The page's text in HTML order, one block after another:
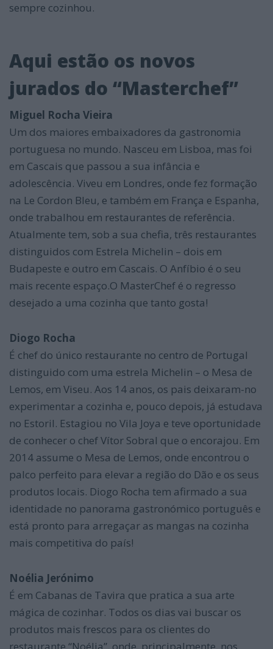
sempre cozinhou.
Aqui estão os novos
jurados do “Masterchef”
Miguel Rocha Vieira
Um dos maiores embaixadores da gastronomia
portuguesa no mundo. Nasceu em Lisboa, mas foi
em Cascais que passou a sua infância e
adolescência. Viveu em Londres, onde fez formação
na Le Cordon Bleu, e também em França e Espanha,
onde trabalhou em restaurantes de referência.
Atualmente tem, sob a sua chefia, três restaurantes
distinguidos com Estrela Michelin – dois em
Budapeste e outro em Cascais. O Anfíbio é o seu
mais recente espaço.O MasterChef é o regresso
desejado a uma cozinha que tanto gosta!
Diogo Rocha
É chef do único restaurante no centro de Portugal
distinguido com uma estrela Michelin – o Mesa de
Lemos, em Viseu. Aos 14 anos, os pais deixaram-no
experimentar a cozinha e, pouco depois, já estudava
no Estoril. Estagiou no Vila Joya e teve oportunidade
de conhecer o chef Vítor Sobral que o encorajou. Em
2014 assume o Mesa de Lemos, onde encontrou o
palco perfeito para elevar a região do Dão e os seus
produtos locais. Diogo Rocha tem afirmado a sua
identidade no panorama gastronómico português e
está pronto para arregaçar as mangas na cozinha
mais competitiva do país!
Noélia Jerónimo
É em Cabanas de Tavira que pratica a sua arte
mágica de cozinhar. Todos os dias vai buscar os
produtos mais frescos para os clientes do